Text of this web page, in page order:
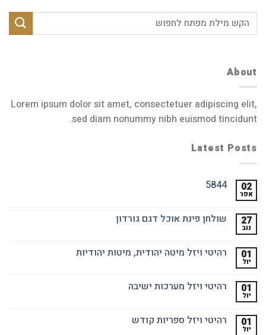
About
Lorem ipsum dolor sit amet, consectetuer adipiscing elit,
sed diam nonummy nibh euismod tincidunt.
Latest Posts
02
אפר
5844
27
נוב
שולחן פינת אוכל דגם גורדון
01
יול
רהיטי ויזל מיטה יהודית, מיטות יהודיות
01
יול
רהיטי ויזל מערכות ישיבה
01
יול
רהיטי ויזל ספריות קודש